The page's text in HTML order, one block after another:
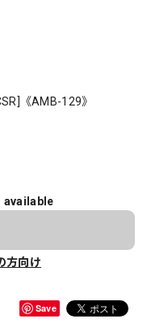
《AMB-129》
available
方向け
Save